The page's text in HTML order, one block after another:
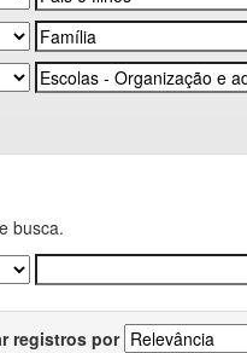
busca.
registros por